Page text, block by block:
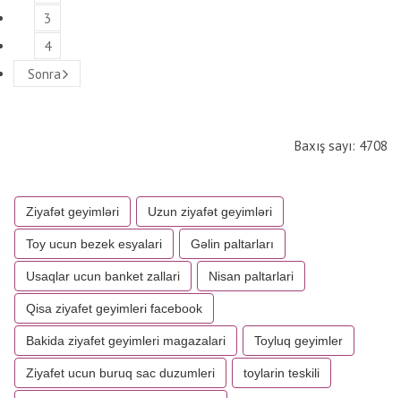
3
4
Sonra
Baxış sayı: 4708
Ziyafət geyimləri Uzun ziyafət geyimləri
Toy ucun bezek esyalari Gəlin paltarları
Usaqlar ucun banket zallari Nisan paltarlari
Qisa ziyafet geyimleri facebook
Bakida ziyafet geyimleri magazalari Toyluq geyimler
Ziyafet ucun buruq sac duzumleri toylarin teskili